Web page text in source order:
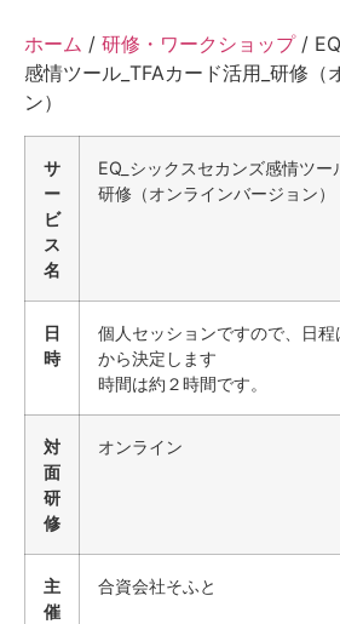
ホーム / 研修・ワークショップ/
感情ツール_TFAカード活用_研修（
ン）
サ
ー
ビ
ス
名
EQ_シックスセカンズ感情ツー
研修（オンラインバージョン）
日
時
個人セッションですので、日
から決定します
時間は約２時間です。
対
面
研
修
オンライン
主
催
合資会社そふと